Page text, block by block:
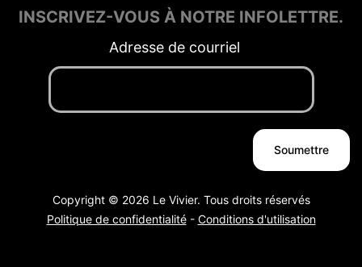
INSCRIVEZ-VOUS À NOTRE INFOLETTRE.
Adresse de courriel
Copyright © 2026 Le Vivier. Tous droits réservés
Politique de confidentialité- Conditions d'utilisation